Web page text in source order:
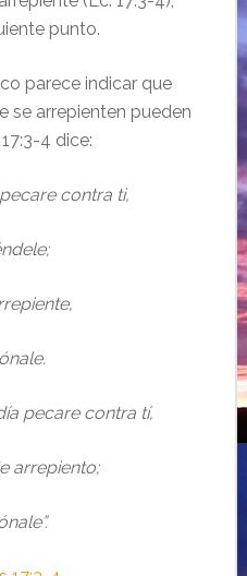
punto.
parece indicar que
se arrepienten pueden
4 dice:
contra ti,
pecare contra tí,
arrepiento;